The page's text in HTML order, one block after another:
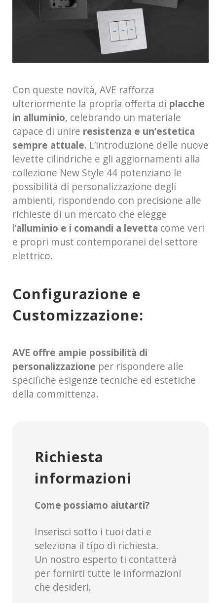
Con queste novità, AVE rafforza
ulteriormente la propria offerta di placche
in alluminio, celebrando un materiale
capace di unire resistenza e un’estetica
sempre attuale. L’introduzione delle nuove
levette cilindriche e gli aggiornamenti alla
collezione New Style 44 potenziano le
possibilità di personalizzazione degli
ambienti, rispondendo con precisione alle
richieste di un mercato che elegge
l’alluminio e i comandi a levetta come veri
e propri must contemporanei del settore
elettrico.
Configurazione e
Customizzazione:
AVE offre ampie possibilità di
personalizzazione per rispondere alle
specifiche esigenze tecniche ed estetiche
della committenza.
Richiesta
informazioni
Come possiamo aiutarti?
Inserisci sotto i tuoi dati e
seleziona il tipo di richiesta.
Un nostro esperto ti contatterà
per fornirti tutte le informazioni
che desideri.